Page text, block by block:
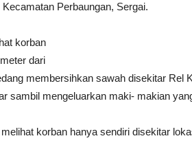
Kecamatan Perbaungan, Sergai.
korban
dari
membersihkan sawah disekitar Rel
sambil mengeluarkan maki- makian
korban hanya sendiri disekitar